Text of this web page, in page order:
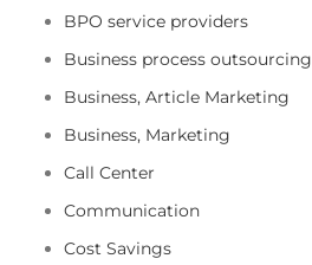
BPO service providers
Business process outsourcing
Business, Article Marketing
Business, Marketing
Call Center
Communication
Cost Savings